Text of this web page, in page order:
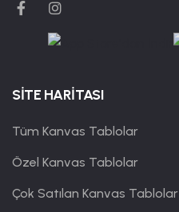
SİTE HARİTASI
Tüm Kanvas Tablolar
Özel Kanvas Tablolar
Çok Satılan Kanvas Tablolar